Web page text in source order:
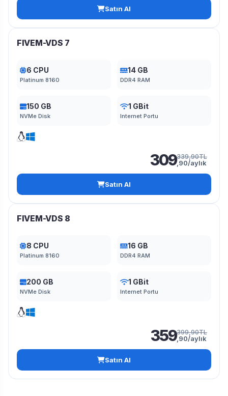
Satın Al
FIVEM-VDS 7
6 CPU
Platinum 8160
14 GB
DDR4 RAM
150 GB
NVMe Disk
1 GBit
Internet Portu
309339,90TL
,90/aylık
Satın Al
FIVEM-VDS 8
8 CPU
Platinum 8160
16 GB
DDR4 RAM
200 GB
NVMe Disk
1 GBit
Internet Portu
359399,90TL
,90/aylık
Satın Al